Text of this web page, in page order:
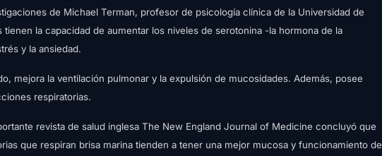
de Michael Terman, profesor de psicología clínica de la Universidad de
la capacidad de aumentar los niveles de serotonina -la hormona de la
y la ansiedad.
mejora la ventilación pulmonar y la expulsión de mucosidades. Además, posee
respiratorias.
revista de salud inglesa The New England Journal of Medicine concluyó que
que respiran brisa marina tienden a tener una mejor mucosa y funcionamiento de